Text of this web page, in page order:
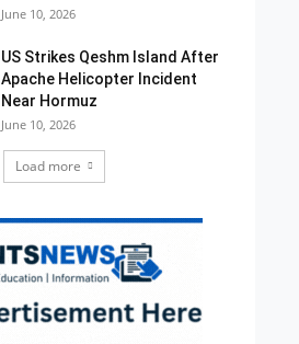
June 10, 2026
US Strikes Qeshm Island After
Apache Helicopter Incident
Near Hormuz
June 10, 2026
Load more